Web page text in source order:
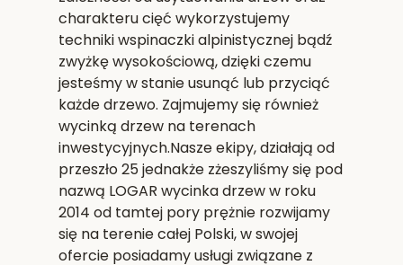
charakteru cięć wykorzystujemy
techniki wspinaczki alpinistycznej bądź
zwyżkę wysokościową, dzięki czemu
jesteśmy w stanie usunąć lub przyciąć
każde drzewo. Zajmujemy się również
wycinką drzew na terenach
inwestycyjnych.Nasze ekipy, działają od
przeszło 25 jednakże zżeszyliśmy się pod
nazwą LOGAR wycinka drzew w roku
2014 od tamtej pory prężnie rozwijamy
się na terenie całej Polski, w swojej
ofercie posiadamy usługi związane z